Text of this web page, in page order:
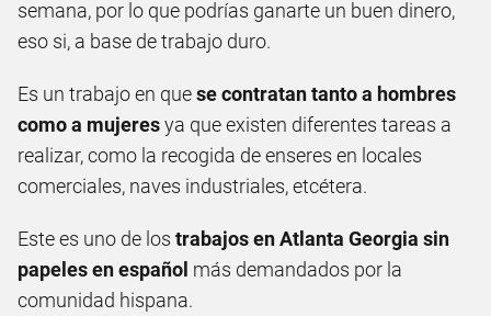
semana, por lo que podrías ganarte un buen dinero,
eso si, a base de trabajo duro.
Es un trabajo en quese contratan tanto a hombres
como a mujeresya que existen diferentes tareas a
realizar, como la recogida de enseres en locales
comerciales, naves industriales, etcétera.
Este es uno de los trabajos en Atlanta Georgia sin
papeles en español más demandados por la
comunidad hispana.